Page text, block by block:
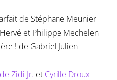
de Stéphane Meunier
et Philippe Mechelen
! de Gabriel Julien-
Zidi Jr. et Cyrille Droux